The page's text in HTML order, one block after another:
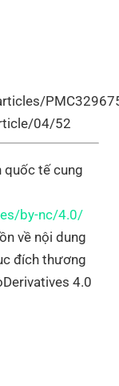
04/52
quốc tế cung
by-nc/4.0/
về nội dung
đích thương
4.0